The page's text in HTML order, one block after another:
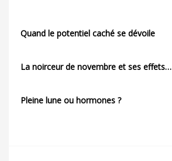
Quand le potentiel caché se dévoile
La noirceur de novembre et ses effets…
Pleine lune ou hormones ?